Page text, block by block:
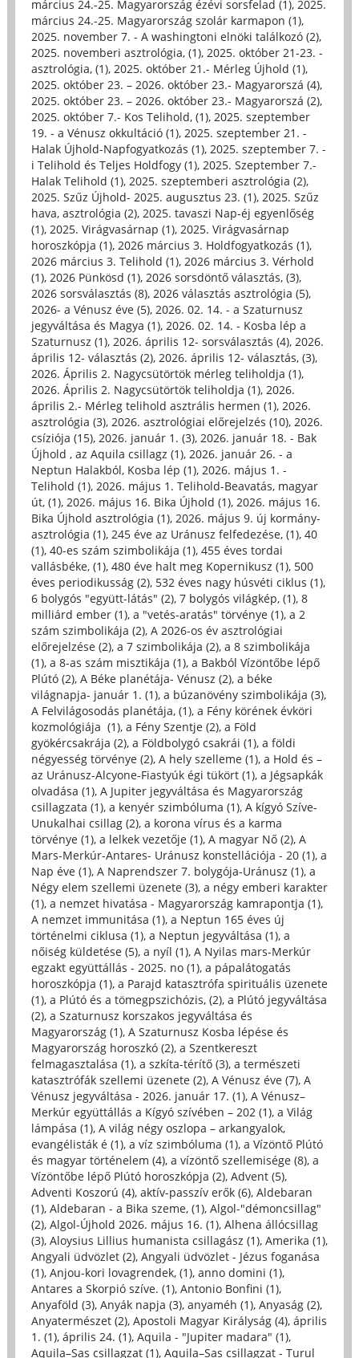
március 24.-25. Magyarország ézévi sorsfelad (1), 2025.
március 24.-25. Magyarország szolár karmapon (1),
2025. november 7. - A washingtoni elnöki találkozó (2),
2025. novemberi asztrológia, (1), 2025. október 21-23. -
asztrológia, (1), 2025. október 21.- Mérleg Újhold (1),
2025. október 23. – 2026. október 23.- Magyarorszá (4),
2025. október 23. – 2026. október 23.- Magyarorszá (2),
2025. október 7.- Kos Telihold, (1), 2025. szeptember
19. - a Vénusz okkultáció (1), 2025. szeptember 21. -
Halak Újhold-Napfogyatkozás (1), 2025. szeptember 7. -
i Telihold és Teljes Holdfogy (1), 2025. Szeptember 7.-
Halak Telihold (1), 2025. szeptemberi asztrológia (2),
2025. Szűz Újhold- 2025. augusztus 23. (1), 2025. Szűz
hava, asztrológia (2), 2025. tavaszi Nap-éj egyenlőség
(1), 2025. Virágvasárnap (1), 2025. Virágvasárnap
horoszkópja (1), 2026 március 3. Holdfogyatkozás (1),
2026 március 3. Telihold (1), 2026 március 3. Vérhold
(1), 2026 Pünkösd (1), 2026 sorsdöntő választás, (3),
2026 sorsválasztás (8), 2026 választás asztrológia (5),
2026- a Vénusz éve (5), 2026. 02. 14. - a Szaturnusz
jegyváltása és Magya (1), 2026. 02. 14. - Kosba lép a
Szaturnusz (1), 2026. április 12- sorsválasztás (4), 2026.
április 12- választás (2), 2026. április 12- választás, (3),
2026. Április 2. Nagycsütörtök mérleg teliholdja (1),
2026. Április 2. Nagycsütörtök teliholdja (1), 2026.
április 2.- Mérleg telihold asztrális hermen (1), 2026.
asztrológia (3), 2026. asztrológiai előrejelzés (10), 2026.
csíziója (15), 2026. január 1. (3), 2026. január 18. - Bak
Újhold , az Aquila csillagz (1), 2026. január 26. - a
Neptun Halakból, Kosba lép (1), 2026. május 1. -
Telihold (1), 2026. május 1. Telihold-Beavatás, magyar
út, (1), 2026. május 16. Bika Újhold (1), 2026. május 16.
Bika Újhold asztrológia (1), 2026. május 9. új kormány-
asztrológia (1), 245 éve az Uránusz felfedezése, (1), 40
(1), 40-es szám szimbolikája (1), 455 éves tordai
vallásbéke, (1), 480 éve halt meg Kopernikusz (1), 500
éves periodikusság (2), 532 éves nagy húsvéti ciklus (1),
6 bolygós "együtt-látás" (2), 7 bolygós világkép, (1), 8
milliárd ember (1), a "vetés-aratás" törvénye (1), a 2
szám szimbolikája (2), A 2026-os év asztrológiai
előrejelzése (2), a 7 szimbolikája (2), a 8 szimbolikája
(1), a 8-as szám misztikája (1), a Bakból Vízöntőbe lépő
Plútó (2), A Béke planétája- Vénusz (2), a béke
világnapja- január 1. (1), a búzanövény szimbolikája (3),
A Felvilágosodás planétája, (1), a Fény körének évköri
kozmológiája (1), a Fény Szentje (2), a Föld
gyökércsakrája (2), a Földbolygó csakrái (1), a földi
négyesség törvénye (2), A hely szelleme (1), a Hold és –
az Uránusz-Alcyone-Fiastyúk égi tükört (1), a Jégsapkák
olvadása (1), A Jupiter jegyváltása és Magyarország
csillagzata (1), a kenyér szimbóluma (1), A kígyó Szíve-
Unukalhai csillag (2), a korona vírus és a karma
törvénye (1), a lelkek vezetője (1), A magyar Nő (2), A
Mars-Merkúr-Antares- Uránusz konstellációja - 20 (1), a
Nap éve (1), A Naprendszer 7. bolygója-Uránusz (1), a
Négy elem szellemi üzenete (3), a négy emberi karakter
(1), a nemzet hivatása - Magyarország kamrapontja (1),
A nemzet immunitása (1), a Neptun 165 éves új
történelmi ciklusa (1), a Neptun jegyváltása (1), a
nőiség küldetése (5), a nyíl (1), A Nyilas mars-Merkúr
egzakt együttállás - 2025. no (1), a pápalátogatás
horoszkópja (1), a Parajd katasztrófa spirituális üzenete
(1), a Plútó és a tömegpszichózis, (2), a Plútó jegyváltása
(2), a Szaturnusz korszakos jegyváltása és
Magyarország (1), A Szaturnusz Kosba lépése és
Magyarország horoszkó (2), a Szentkereszt
felmagasztalása (1), a szkíta-térítő (3), a természeti
katasztrófák szellemi üzenete (2), A Vénusz éve (7), A
Vénusz jegyváltása - 2026. január 17. (1), A Vénusz–
Merkúr együttállás a Kígyó szívében – 202 (1), a Világ
lámpása (1), A világ négy oszlopa – arkangyalok,
evangélisták é (1), a víz szimbóluma (1), a Vízöntő Plútó
és magyar történelem (4), a vízöntő szellemisége (8), a
Vízöntőbe lépő Plútó horoszkópja (2), Advent (5),
Adventi Koszorú (4), aktív-passzív erők (6), Aldebaran
(1), Aldebaran - a Bika szeme, (1), Algol-"démoncsillag"
(2), Algol-Újhold 2026. május 16. (1), Alhena állócsillag
(3), Aloysius Lillius humanista csillagász (1), Amerika (1),
Angyali üdvözlet (2), Angyali üdvözlet - Jézus foganása
(1), Anjou-kori lovagrendek, (1), anno domini (1),
Antares a Skorpió szíve. (1), Antonio Bonfini (1),
Anyaföld (3), Anyák napja (3), anyaméh (1), Anyaság (2),
Anyatermészet (2), Apostoli Magyar Királyság (4), április
1. (1), április 24. (1), Aquila - "Jupiter madara" (1),
Aquila–Sas csillagzat (1), Aquila–Sas csillagzat - Turul